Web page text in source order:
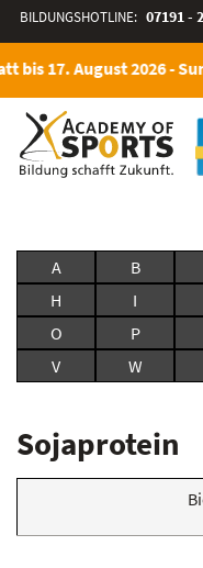
BILDUNGSHOTLINE: 07191 -
bis 17. August 2026 -
A B
H
I
O
P
V
W
Sojaprotein